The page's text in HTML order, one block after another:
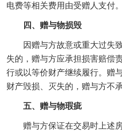
电费等相关费用由受赠人支付。
四、赠与物损毁
因赠与方故意或重大过失致
失的，赠与方应承担损害赔偿
行或以等价财产继续履行。赠
财产毁损、灭失的，赠与方不
五、赠与物瑕疵
赠与方保证在交易时上述房